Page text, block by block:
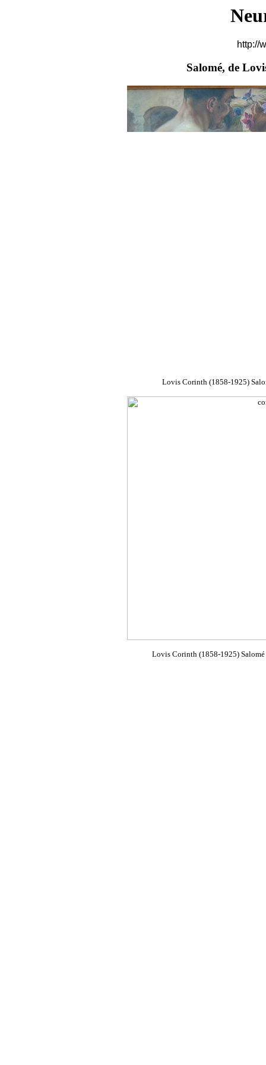
http://
Salomé, de
Lovis Corinth (1858-1925)
Lovis Corinth (1858-1925)